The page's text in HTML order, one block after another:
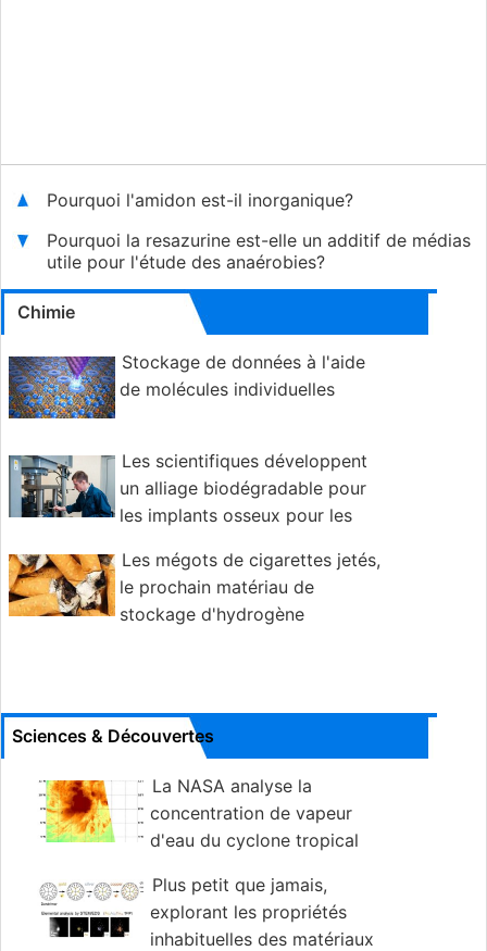
Pourquoi l'amidon est-il inorganique?
Pourquoi la resazurine est-elle un additif de médias
utile pour l'étude des anaérobies?
Chimie
Stockage de données à l'aide
de molécules individuelles
Les scientifiques développent
un alliage biodégradable pour
les implants osseux pour les
Les mégots de cigarettes jetés,
le prochain matériau de
stockage d'hydrogène
Sciences & Découvertes
La NASA analyse la
concentration de vapeur
d'eau du cyclone tropical
Plus petit que jamais,
explorant les propriétés
inhabituelles des matériaux